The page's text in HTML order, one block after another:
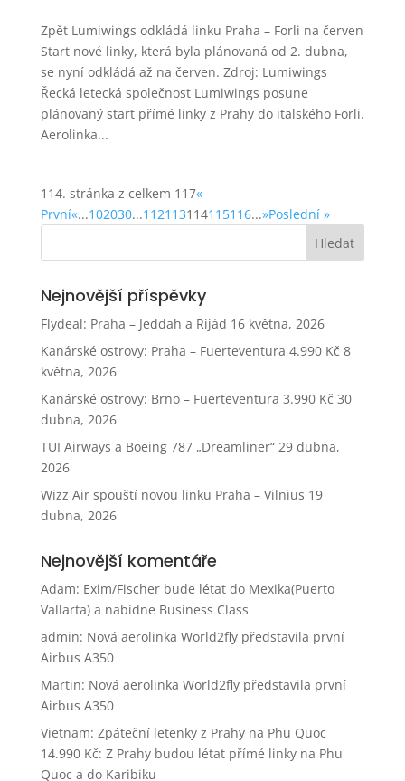
Zpět Lumiwings odkládá linku Praha – Forli na červen
Start nové linky, která byla plánovaná od 2. dubna,
se nyní odkládá až na červen. Zdroj: Lumiwings
Řecká letecká společnost Lumiwings posune
plánovaný start přímé linky z Prahy do italského Forli.
Aerolinka...
114. stránka z celkem 117«
První«...102030...112113114115116...»Poslední »
Nejnovější příspěvky
Flydeal: Praha – Jeddah a Rijád 16 května, 2026
Kanárské ostrovy: Praha – Fuerteventura 4.990 Kč 8
května, 2026
Kanárské ostrovy: Brno – Fuerteventura 3.990 Kč 30
dubna, 2026
TUI Airways a Boeing 787 „Dreamliner“ 29 dubna,
2026
Wizz Air spouští novou linku Praha – Vilnius 19
dubna, 2026
Nejnovější komentáře
Adam: Exim/Fischer bude létat do Mexika(Puerto
Vallarta) a nabídne Business Class
admin: Nová aerolinka World2fly představila první
Airbus A350
Martin: Nová aerolinka World2fly představila první
Airbus A350
Vietnam: Zpáteční letenky z Prahy na Phu Quoc
14.990 Kč: Z Prahy budou létat přímé linky na Phu
Quoc a do Karibiku